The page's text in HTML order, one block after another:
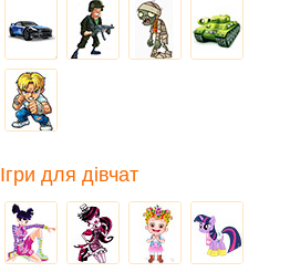
Ігри для дівчат